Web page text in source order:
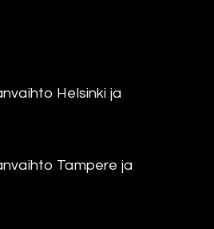
Helsinki ja
Tampere ja